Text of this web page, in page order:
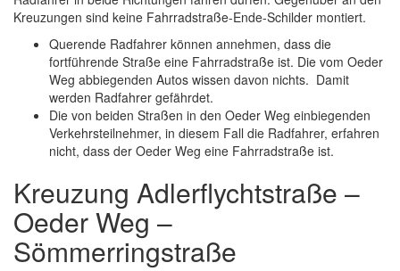
Kreuzungen sind keine Fahrradstraße-Ende-Schilder montiert.
Querende Radfahrer können annehmen, dass die
fortführende Straße eine Fahrradstraße ist. Die vom Oeder
Weg abbiegenden Autos wissen davon nichts. Damit
werden Radfahrer gefährdet.
Die von beiden Straßen in den Oeder Weg einbiegenden
Verkehrsteilnehmer, in diesem Fall die Radfahrer, erfahren
nicht, dass der Oeder Weg eine Fahrradstraße ist.
Kreuzung Adlerflychtstraße –
Oeder Weg –
Sömmerringstraße